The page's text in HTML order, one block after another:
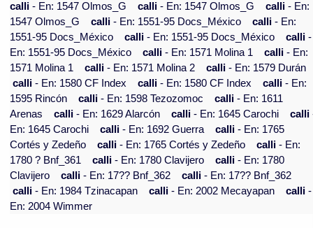
calli- En: 1547 Olmos_G calli- En: 1547 Olmos_G calli- En:
1547 Olmos_G
calli- En: 1551-95 Docs_México calli- En:
1551-95 Docs_México
calli- En: 1551-95 Docs_México calli-
En: 1551-95 Docs_México
calli- En: 1571 Molina 1 calli- En:
1571 Molina 1
calli- En: 1571 Molina 2 calli- En: 1579 Durán
calli- En: 1580 CF Index calli- En: 1580 CF Index calli- En:
1595 Rincón
calli- En: 1598 Tezozomoc calli- En: 1611
Arenas
calli- En: 1629 Alarcón calli- En: 1645 Carochi calli
En: 1645 Carochi
calli- En: 1692 Guerra calli- En: 1765
Cortés y Zedeño
calli- En: 1765 Cortés y Zedeño calli- En:
1780 ? Bnf_361
calli- En: 1780 Clavijero calli- En: 1780
Clavijero
calli- En: 17?? Bnf_362 calli- En: 17?? Bnf_362
calli- En: 1984 Tzinacapan calli- En: 2002 Mecayapan calli-
En: 2004 Wimmer